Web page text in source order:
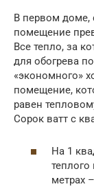
В первом доме,
помещение
Все тепло, за
для обогрева
«экономного»
помещение,
равен
Сорок ватт с
На 1
метрах